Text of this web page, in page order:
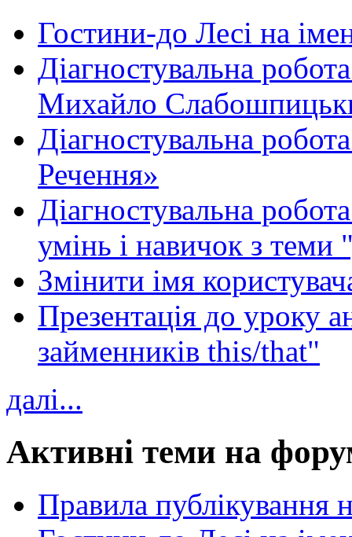
Гостини-до Лесі на
Діагностувальна
Михайло
Діагностувальна
Речення»
Діагностувальна
умінь і навичок з теми
Змінити імя
Презентація до уроку
займенників this/that"
далі...
Активні теми на
Правила публікування